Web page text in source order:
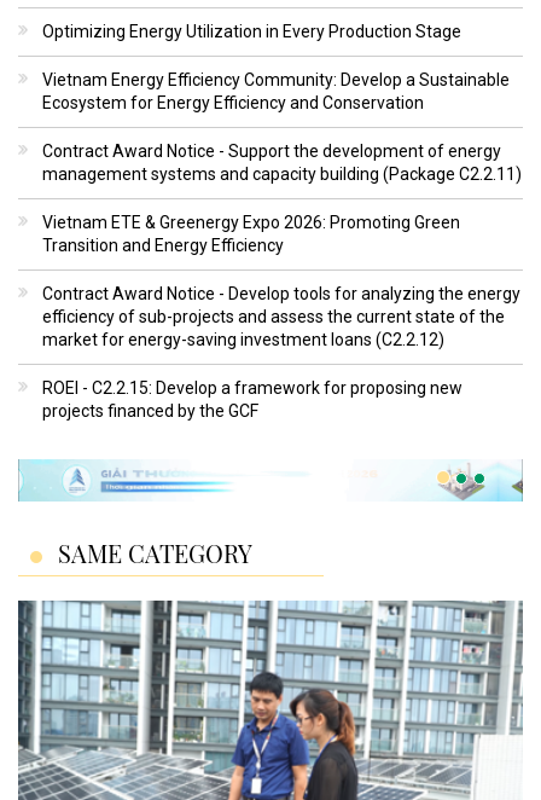
Optimizing Energy Utilization in Every Production Stage
Vietnam Energy Efficiency Community: Develop a Sustainable
Ecosystem for Energy Efficiency and Conservation
Contract Award Notice - Support the development of energy
management systems and capacity building (Package C2.2.11)
Vietnam ETE & Greenergy Expo 2026: Promoting Green
Transition and Energy Efficiency
Contract Award Notice - Develop tools for analyzing the energy
efficiency of sub-projects and assess the current state of the
market for energy-saving investment loans (C2.2.12)
ROEI - C2.2.15: Develop a framework for proposing new
projects financed by the GCF
SAME CATEGORY